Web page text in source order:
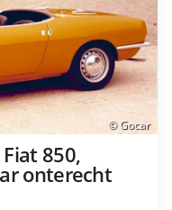
© Gocar
850,
onterecht